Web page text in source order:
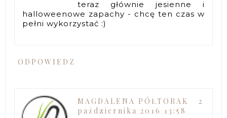
teraz głównie jesienne i
halloweenowe zapachy - chcę ten czas w
pełni wykorzystać :)
ODPOWIEDZ
MAGDALENA PÓŁTORAK
2
października 2016 13:58